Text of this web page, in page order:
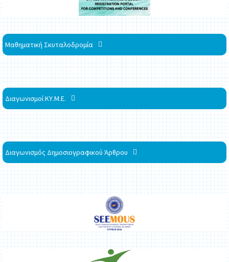
Μαθηματική Σκυταλοδρομία
Διαγωνισμοί ΚΥ.Μ.Ε.
Διαγωνισμός Δημοσιογραφικού Άρθρου